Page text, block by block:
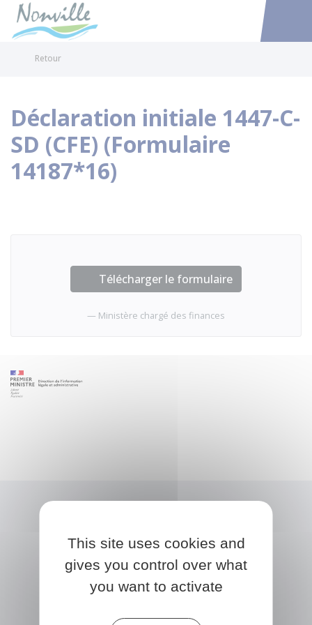
Accéder
Retour
Déclaration initiale 1447-C-
SD (CFE) (Formulaire
14187*16)
Télécharger le formulaire
Ministère chargé des finances
This site uses cookies and
gives you control over what
you want to activate